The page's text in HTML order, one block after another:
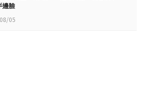
臉
05